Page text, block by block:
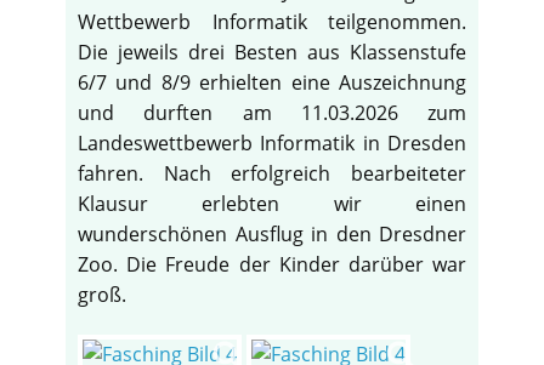
Wettbewerb Informatik teilgenommen.
Die jeweils drei Besten aus Klassenstufe
6/7 und 8/9 erhielten eine Auszeichnung
und durften am 11.03.2026 zum
Landeswettbewerb Informatik in Dresden
fahren. Nach erfolgreich bearbeiteter
Klausur erlebten wir einen
wunderschönen Ausflug in den Dresdner
Zoo. Die Freude der Kinder darüber war
groß.